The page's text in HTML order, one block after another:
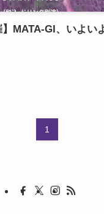
】MATA-GI、いよい
1